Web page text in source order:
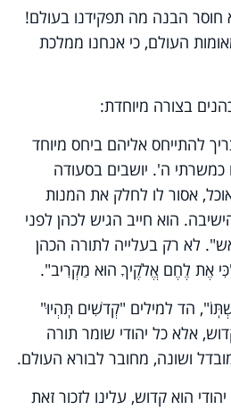
הבנה מה תפקידנו בעולם!
העולם, כי אנחנו ממלכת
בצורה מיוחדת:
להתייחס אליהם ביחס מיוחד
ה'. יושבים בסעודה
אסור לו לחלק את המנות
הוא חייב הגיש לכהן לפני
לא רק בעלייה לתורה הכהן
אֶת לֶחֶם אֱלֹקֶיךָ הוּא מַקְרִיב".
הד למילים "קְדשִׁים תִּֽהְיוּ"
אלא כל יהודי שומר תורה
ושונה, מחובר לבורא העולם.
הוא קדוש, עלינו לזכור זאת